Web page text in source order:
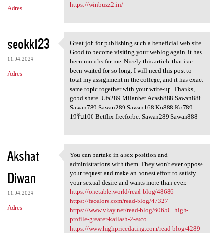
Adres
https://winbuzz2.in/
seokk123
11.04.2024
Adres
Great job for publishing such
Great job for publishing such a beneficial web site.
Good to become visiting your weblog again, it has
been months for me. Nicely this article that i've
been waited for so long. I will need this post to
total my assignment in the college, and it has exact
same topic together with your write-up. Thanks,
good share. Ufa289 Milanbet Acash888 Sawan888
Sawan789 Sawan289 Sawan168 Ko888 Ko789
19รับ100 Betflix freeforbet Sawan289 Sawan888
Akshat
Diwan
11.04.2024
Adres
You can partake in a sex
You can partake in a sex position and
administrations with them. They won't ever oppose
your request and make an honest effort to satisfy
your sexual desire and wants more than ever.
https://onetable.world/read-blog/48686
https://facelore.com/read-blog/47327
https://www.vkay.net/read-blog/60650_high-
profile-greater-kailash-2-esco...
https://www.highpricedating.com/read-blog/4289